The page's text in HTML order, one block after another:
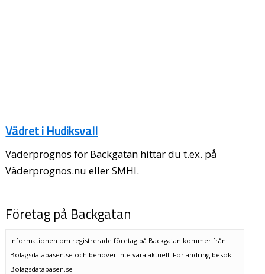
Vädret i Hudiksvall
Väderprognos för Backgatan hittar du t.ex. på
Väderprognos.nu eller SMHI.
Företag på Backgatan
Informationen om registrerade företag på Backgatan kommer från
Bolagsdatabasen.se och behöver inte vara aktuell. För ändring besök
Bolagsdatabasen.se